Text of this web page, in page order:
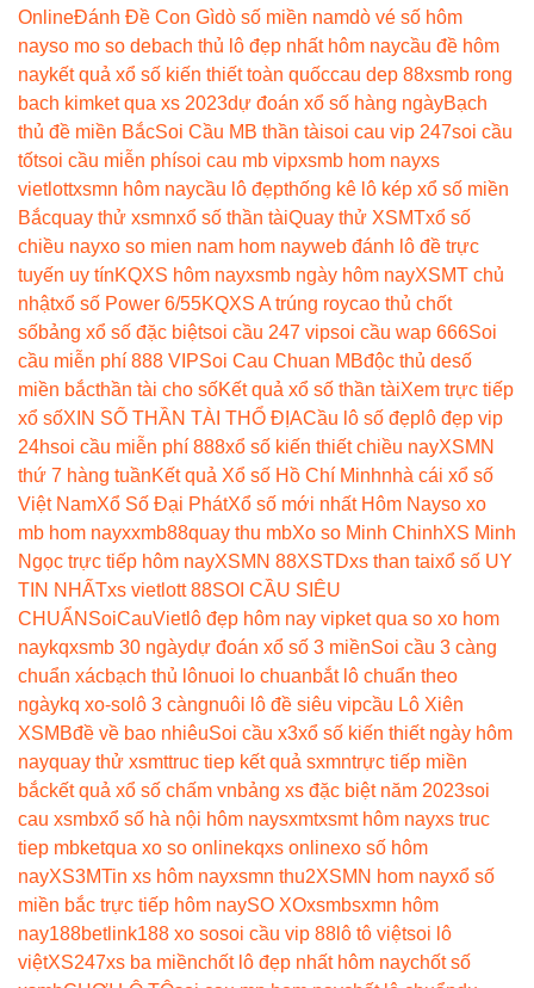
OnlineĐánh Đề Con Gìdò số miền namdò vé số hôm
nayso mo so debach thủ lô đẹp nhất hôm naycầu đề hôm
naykết quả xổ số kiến thiết toàn quốccau dep 88xsmb rong
bach kimket qua xs 2023dự đoán xổ số hàng ngàyBạch
thủ đề miền BắcSoi Cầu MB thần tàisoi cau vip 247soi cầu
tốtsoi cầu miễn phísoi cau mb vipxsmb hom nayxs
vietlottxsmn hôm naycầu lô đẹpthống kê lô kép xổ số miền
Bắcquay thử xsmnxổ số thần tàiQuay thử XSMTxổ số
chiều nayxo so mien nam hom nayweb đánh lô đề trực
tuyến uy tínKQXS hôm nayxsmb ngày hôm nayXSMT chủ
nhậtxổ số Power 6/55KQXS A trúng roycao thủ chốt
sốbảng xổ số đặc biệtsoi cầu 247 vipsoi cầu wap 666Soi
cầu miễn phí 888 VIPSoi Cau Chuan MBđộc thủ desố
miền bắcthần tài cho sốKết quả xổ số thần tàiXem trực tiếp
xổ sốXIN SỐ THẦN TÀI THỔ ĐỊACầu lô số đẹp lô đẹp vip
24hsoi cầu miễn phí 888xổ số kiến thiết chiều nayXSMN
thứ 7 hàng tuầnKết quả Xổ số Hồ Chí Minhnhà cái xổ số
Việt NamXổ Số Đại PhátXổ số mới nhất Hôm Nayso xo
mb hom nayxxmb88quay thu mbXo so Minh ChinhXS Minh
Ngọc trực tiếp hôm nayXSMN 88XSTDxs than taixổ số UY
TIN NHẤTxs vietlott 88SOI CẦU SIÊU
CHUẨN SoiCauVietlô đẹp hôm nay vipket qua so xo hom
naykqxsmb 30 ngàydự đoán xổ số 3 miềnSoi cầu 3 càng
chuẩn xácbạch thủ lônuoi lo chuanbắt lô chuẩn theo
ngàykq xo-so lô 3 càngnuôi lô đề siêu vipcầu Lô Xiên
XSMBđề về bao nhiêuSoi cầu x3xổ số kiến thiết ngày hôm
nayquay thử xsmttruc tiep kết quả sxmntrực tiếp miền
bắckết quả xổ số chấm vnbảng xs đặc biệt năm 2023soi
cau xsmbxổ số hà nội hôm naysxmtxsmt hôm nayxs truc
tiep mbketqua xo so onlinekqxs onlinexo số hôm
nayXS3MTin xs hôm nayxsmn thu2XSMN hom nayxổ số
miền bắc trực tiếp hôm naySO XOxsmbsxmn hôm
nay188betlink188 xo sosoi cầu vip 88 lô tô việtsoi lô
việtXS247xs ba miềnchốt lô đẹp nhất hôm naychốt số